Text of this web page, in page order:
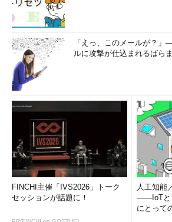
「えっ、このメールが？
ルに攻撃が仕込まれるばら
FINCHI主催「IVS2026」トーク
セッションが話題に！
人工知能
――IoTと
にとって